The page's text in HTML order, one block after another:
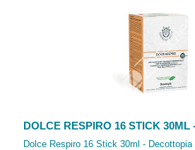
DOLCE RESPIRO 16 STICK 30ML
Dolce Respiro 16 Stick 30ml -